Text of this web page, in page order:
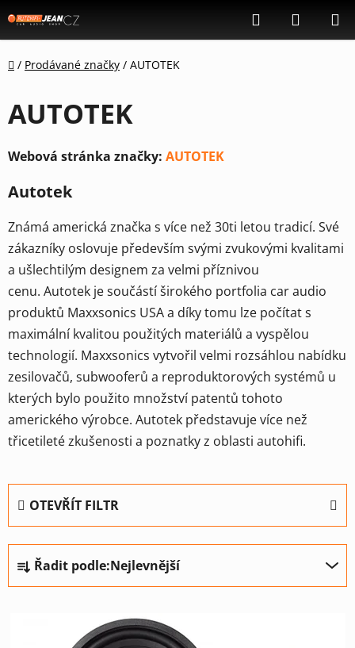
na
obsah
Hledat
KOŠÍK
Domů
/ Prodávané značky / AUTOTEK
AUTOTEK
Webová stránka značky: AUTOTEK
Autotek
Známá americká značka s více než 30ti letou tradicí. Své
zákazníky oslovuje především svými zvukovými kvalitami
a ušlechtilým designem za velmi příznivou
cenu. Autotek je součástí širokého portfolia car audio
produktů Maxxsonics USA a díky tomu lze počítat s
maximální kvalitou použitých materiálů a vyspělou
technologií. Maxxsonics vytvořil velmi rozsáhlou nabídku
zesilovačů, subwooferů a reproduktorových systémů u
kterých bylo použito množství patentů tohoto
amerického výrobce. Autotek představuje více než
třicetileté zkušenosti a poznatky z oblasti autohifi.
OTEVŘÍT FILTR
Ř
a
z
Řadit podle:Nejlevnější